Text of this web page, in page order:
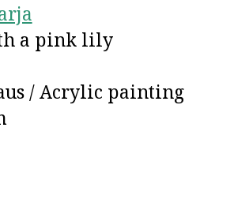
a pink lily
/ Acrylic painting